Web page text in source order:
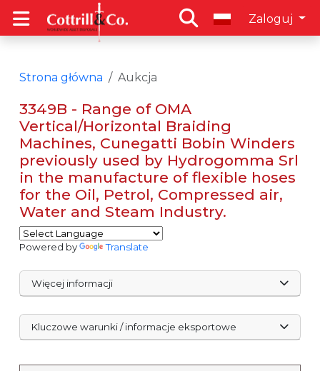
Zaloguj
Strona główna Aukcja
3349B - Range of OMA
Vertical/Horizontal Braiding
Machines, Cunegatti Bobin Winders
previously used by Hydrogomma Srl
in the manufacture of flexible hoses
for the Oil, Petrol, Compressed air,
Water and Steam Industry.
Powered by Translate
Więcej informacji
Kluczowe warunki / informacje eksportowe